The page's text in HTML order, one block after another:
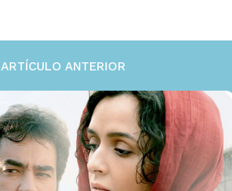
ARTÍCULO ANTERIOR